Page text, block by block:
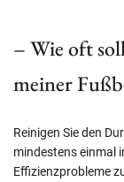
– Wie oft
meiner
Reinigen Sie den
mindestens einmal
Effizienzprobleme